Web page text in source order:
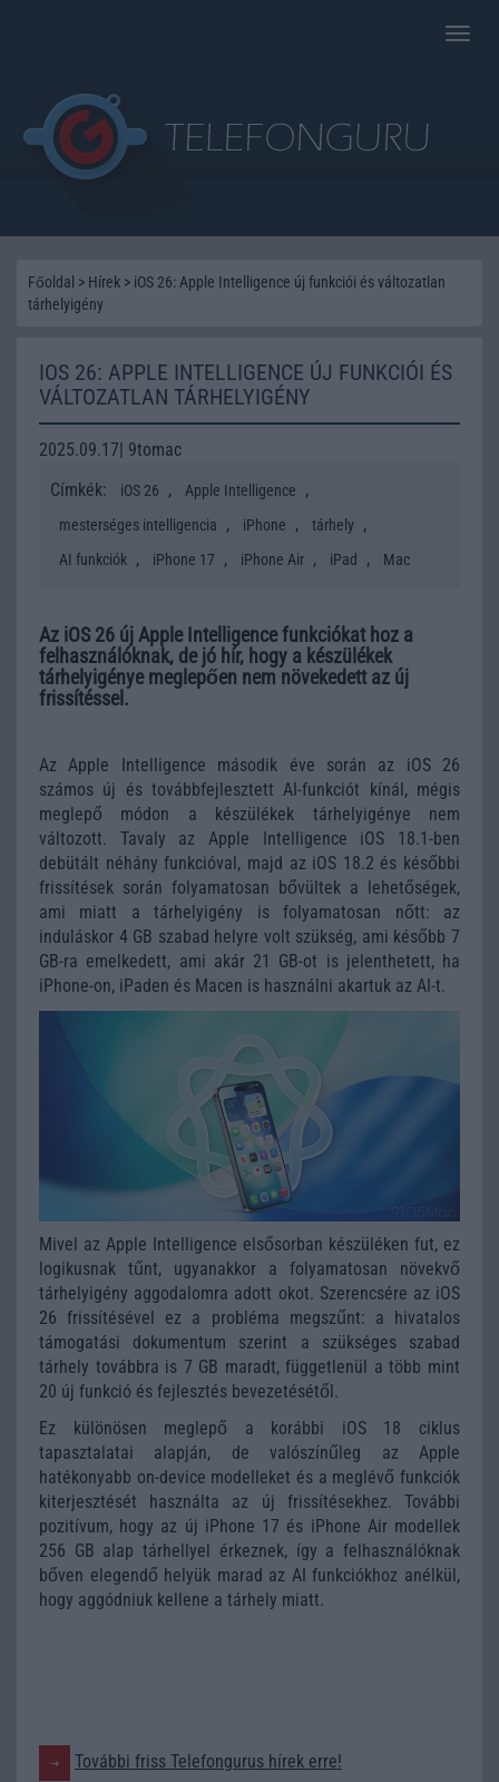
Toggle
Főoldal > Hírek > iOS 26: Apple Intelligence új funkciói és változatlan
tárhelyigény
IOS 26: APPLE INTELLIGENCE ÚJ FUNKCIÓI ÉS
VÁLTOZATLAN TÁRHELYIGÉNY
2025.09.17| 9tomac
Címkék:
iOS 26 , Apple Intelligence ,
mesterséges intelligencia , iPhone , tárhely ,
AI funkciók , iPhone 17 , iPhone Air , iPad , Mac
Az iOS 26 új Apple Intelligence funkciókat hoz a
felhasználóknak, de jó hír, hogy a készülékek
tárhelyigénye meglepően nem növekedett az új
frissítéssel.
Az Apple Intelligence második éve során az iOS 26
számos új és továbbfejlesztett AI-funkciót kínál, mégis
meglepő módon a készülékek tárhelyigénye nem
változott. Tavaly az Apple Intelligence iOS 18.1-ben
debütált néhány funkcióval, majd az iOS 18.2 és későbbi
frissítések során folyamatosan bővültek a lehetőségek,
ami miatt a tárhelyigény is folyamatosan nőtt: az
induláskor 4 GB szabad helyre volt szükség, ami később 7
GB-ra emelkedett, ami akár 21 GB-ot is jelenthetett, ha
iPhone-on, iPaden és Macen is használni akartuk az AI-t.
Mivel az Apple Intelligence elsősorban készüléken fut, ez
logikusnak tűnt, ugyanakkor a folyamatosan növekvő
tárhelyigény aggodalomra adott okot. Szerencsére az iOS
26 frissítésével ez a probléma megszűnt: a hivatalos
támogatási dokumentum szerint a szükséges szabad
tárhely továbbra is 7 GB maradt, függetlenül a több mint
20 új funkció és fejlesztés bevezetésétől.
Ez különösen meglepő a korábbi iOS 18 ciklus
tapasztalatai alapján, de valószínűleg az Apple
hatékonyabb on-device modelleket és a meglévő funkciók
kiterjesztését használta az új frissítésekhez. További
pozitívum, hogy az új iPhone 17 és iPhone Air modellek
256 GB alap tárhellyel érkeznek, így a felhasználóknak
bőven elegendő helyük marad az AI funkciókhoz anélkül,
hogy aggódniuk kellene a tárhely miatt.
További friss Telefongurus hírek erre!